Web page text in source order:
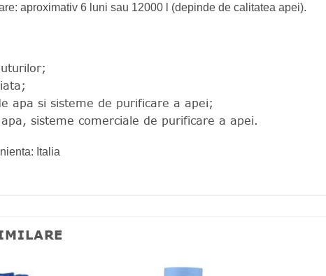
aproximativ 6 luni sau 12000 l (depinde de calitatea apei).
apa si sisteme de purificare a apei;
sisteme comerciale de purificare a apei.
Italia